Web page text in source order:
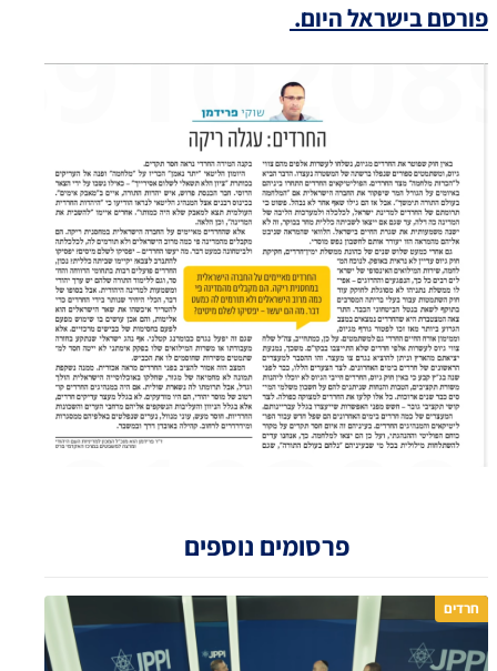
פרסומים נוספים
חרדים
פורסם בישראל היום.